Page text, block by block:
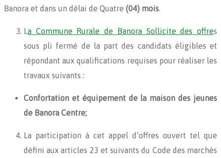
Banora et dans un délai de Quatre (04) mois.
La Commune Rurale de Banora Sollicite des offres
sous pli fermé de la part des candidats éligibles et
répondant aux qualifications requises pour réaliser les
travaux suivants :
Confortation et équipement de la maison des jeunes
de Banora Centre;
La participation à cet appel d’offres ouvert tel que
défini aux articles 23 et suivants du Code des marchés